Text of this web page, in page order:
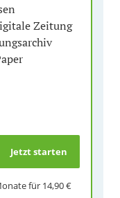
Zeitung
für 14,90 €